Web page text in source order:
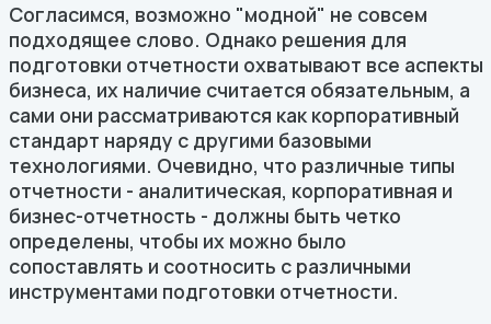
Согласимся, возможно "модной" не совсем
подходящее слово. Однако решения для
подготовки отчетности охватывают все аспекты
бизнеса, их наличие считается обязательным, а
сами они рассматриваются как корпоративный
стандарт наряду с другими базовыми
технологиями. Очевидно, что различные типы
отчетности - аналитическая, корпоративная и
бизнес-отчетность - должны быть четко
определены, чтобы их можно было
сопоставлять и соотносить с различными
инструментами подготовки отчетности.